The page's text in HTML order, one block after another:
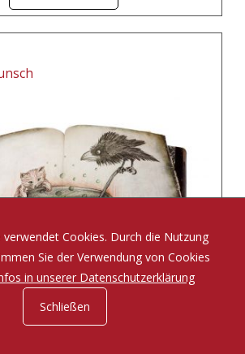
von Michael Ende
verwendet Cookies. Durch die Nutzung
Sie der Verwendung von Cookies
in unserer Datenschutzerklärung
Schließen